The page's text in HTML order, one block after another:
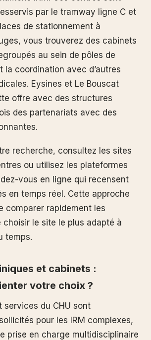
par le tramway ligne C et
de stationnement à
vous trouverez des cabinets
au sein de pôles de
la coordination avec d’autres
Eysines et Le Bouscat
offre avec des structures
des partenariats avec des
recherche, consultez les sites
ou utilisez les plateformes
vous en ligne qui recensent
en temps réel. Cette approche
comparer rapidement les
choisir le site le plus adapté à
temps.
et cabinets :
votre choix ?
services du CHU sont
pour les IRM complexes,
prise en charge multidisciplinaire